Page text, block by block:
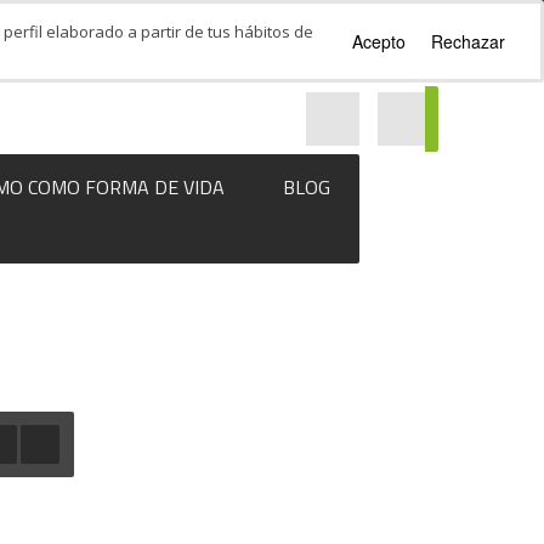
COMO FORMA DE VIDA BLOG
elaborado a partir de tus hábitos de
Acepto Rechazar